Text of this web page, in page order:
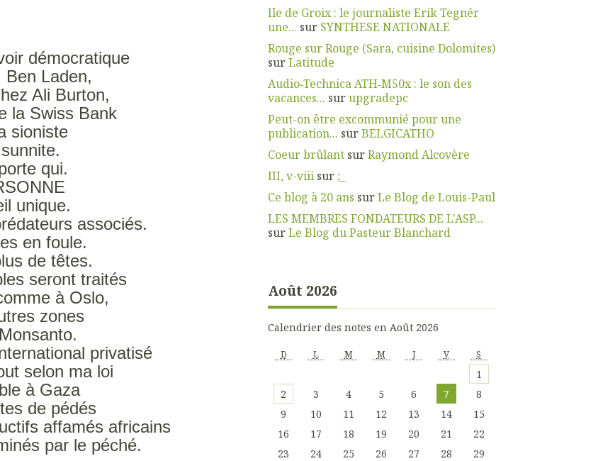
démocratique
Ben Laden,
Ali Burton,
la Swiss Bank
sioniste
qui.
unique.
associés.
en foule.
de têtes.
seront traités
à Oslo,
zones
privatisé
selon ma loi
à Gaza
de pédés
affamés africains
par le péché.
Ile de Groix : le journaliste Erik Tegnér
une... sur SYNTHESE NATIONALE
Rouge sur Rouge (Sara, cuisine Dolomites)
surLatitude
Audio‑Technica ATH‑M50x : le son des
vacances... surupgradepc
Peut-on être excommunié pour une
publication... surBELGICATHO
Coeur brûlantsurRaymond Alcovère
III, v-viiisur ;_
Ce blog à 20 ans surLe Blog de Louis-Paul
LES MEMBRES FONDATEURS DE L'ASP...
surLe Blog du Pasteur Blanchard
Août 2026
Calendrier des notes en Août 2026
D L M M J V S
1
2
3 4 5 6 7
8
9
10 11 12 13 14
15
16
17 18 19 20 21
22
23
24 25 26 27 28
29